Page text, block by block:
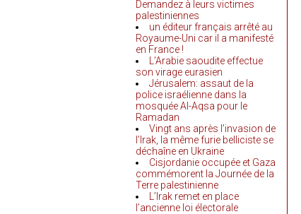
Demandez à leurs victimes
palestiniennes
un éditeur français arrêté au
Royaume-Uni car il a manifesté
en France !
L’Arabie saoudite effectue
son virage eurasien
Jérusalem: assaut de la
police israélienne dans la
mosquée Al-Aqsa pour le
Ramadan
Vingt ans après l’invasion de
l’Irak, la même furie belliciste se
déchaîne en Ukraine
Cisjordanie occupée et Gaza
commémorent la Journée de la
Terre palestinienne
L’Irak remet en place
l’ancienne loi électorale